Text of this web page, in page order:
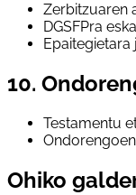
Zerbitzuaren
DGSFPra
Epaitegietara
10.
Testamentu
Ohiko